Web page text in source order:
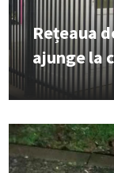
Rețeaua
ajunge la